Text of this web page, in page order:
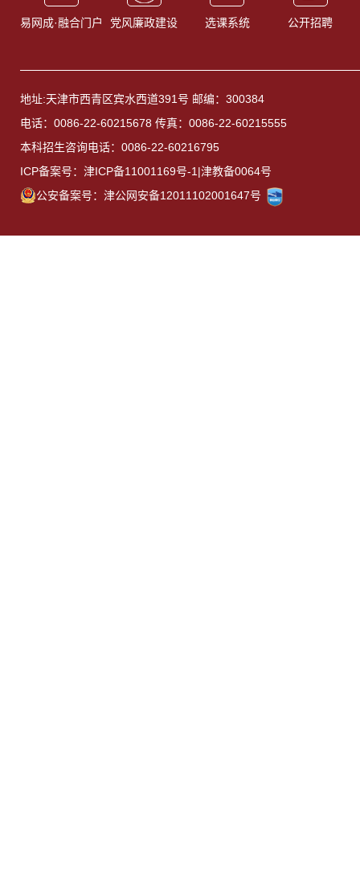
易网成·融合门户 党风廉政建设 选课系统 公开招聘
地址:天津市西青区宾水西道391号 邮编：300384
电话：0086-22-60215678 传真：0086-22-60215555
本科招生咨询电话：0086-22-60216795
ICP备案号：津ICP备11001169号-1|津教备0064号
公安备案号：津公网安备12011102001647号